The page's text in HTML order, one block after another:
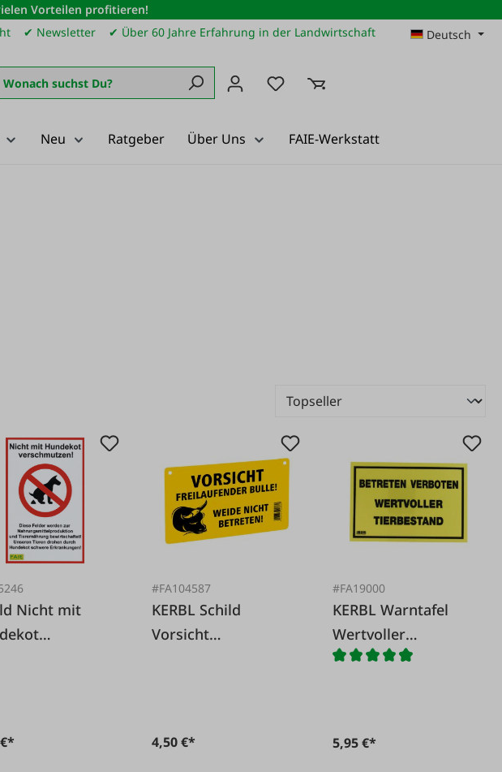
Vorteilen profitieren!
✔ Newsletter ✔ Über 60 Jahre Erfahrung in der Landwirtschaft Deutsch
Du hast 0 Produkte auf dem
Neu Ratgeber Über Uns FAIE-Werkstatt
Nicht mit
#FA104587
KERBL Schild
Vorsicht
4,50 €*
#FA19000
KERBL Warntafel
Wertvoller
Tierbestand
5,95 €*